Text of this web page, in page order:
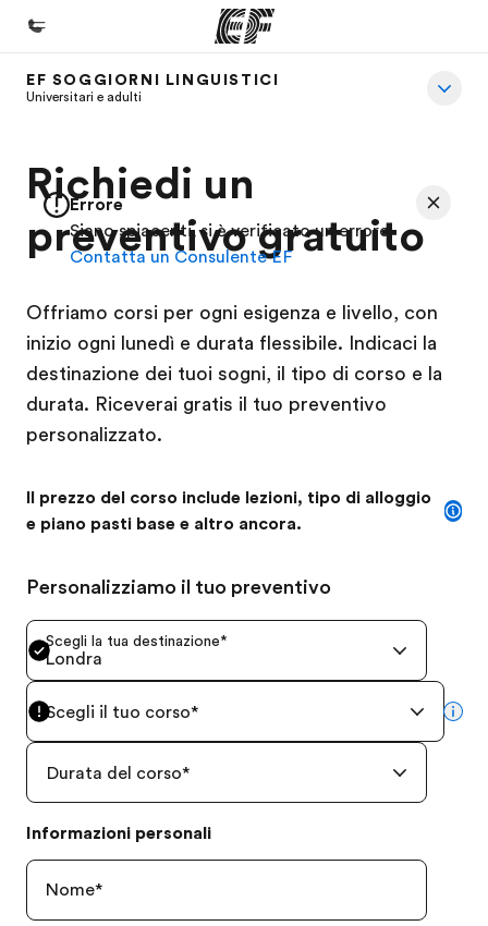
Homepage
Programmi
Vedi la nostra offerta
Uffici
Chi siamo
La nostra organizzazione
EF SOGGIORNI LINGUISTICI
Universitari e adulti
Richiedi un
preventivo gratuito
Offriamo corsi per ogni esigenza e livello, con
inizio ogni lunedì e durata flessibile. Indicaci la
destinazione dei tuoi sogni, il tipo di corso e la
durata. Riceverai gratis il tuo preventivo
personalizzato.
Il prezzo del corso include lezioni, tipo di alloggio
e piano pasti base e altro ancora.
Personalizziamo il tuo preventivo
Scegli la tua destinazione*
Londra
Scegli il tuo corso*
Durata del corso*
Informazioni personali
Nome*
Errore
Siano spiacenti, si è verificato un errore
Contatta un Consulente EF